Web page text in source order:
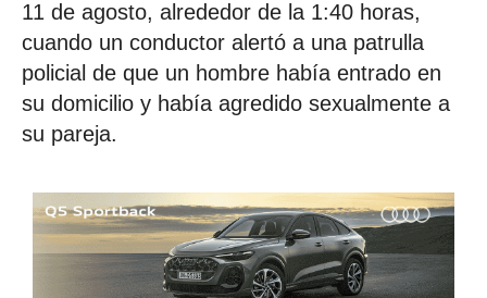
11 de agosto, alrededor de la 1:40 horas,
cuando un conductor alertó a una patrulla
policial de que un hombre había entrado en
su domicilio y había agredido sexualmente a
su pareja.